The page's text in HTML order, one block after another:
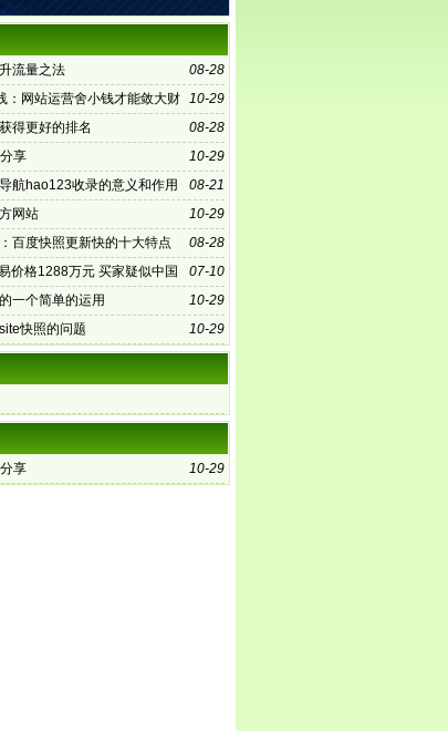
08-28
流量之法
10-29
：网站运营舍小钱才能敛大财
08-28
得更好的排名
10-29
享
08-21
航hao123收录的意义和作用
10-29
网站
08-28
百度快照更新快的十大特点
07-10
价格1288万元 买家疑似中国
10-29
一个简单的运用
10-29
快照的问题
10-29
享